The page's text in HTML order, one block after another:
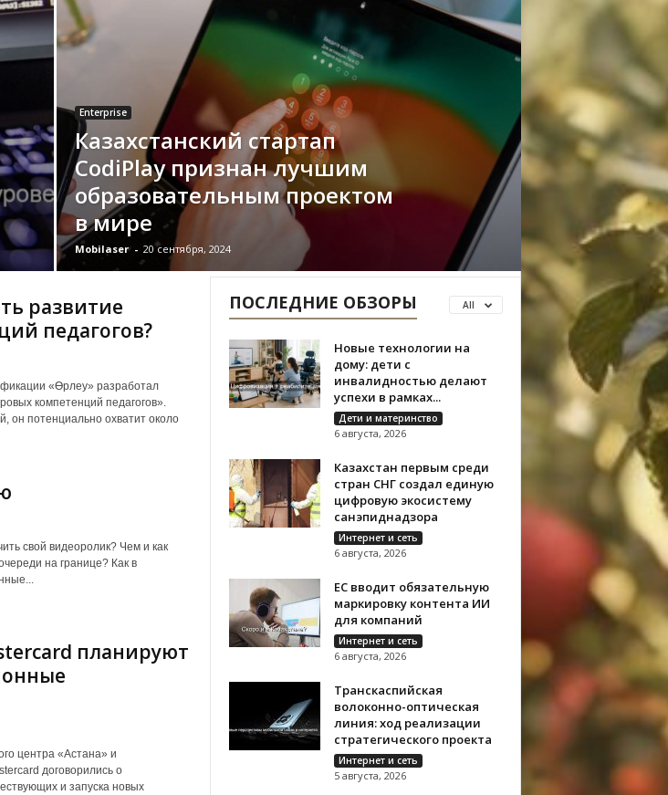
Enterprise
Казахстанский стартап
CodiPlay признан лучшим
образовательным проектом
в мире
Mobilaser - 20 сентября, 2024
развитие
педагогов?
«Өрлеу» разработал
компетенций педагогов».
он потенциально охватит около
свой видеоролик? Чем и как
на границе? Как в
планируют
центра «Астана» и
договорились о
и запуска новых
ПОСЛЕДНИЕ ОБЗОРЫ All
Новые технологии на
дому: дети с
инвалидностью делают
успехи в рамках...
Дети и материнство
6 августа, 2026
Казахстан первым среди
стран СНГ создал единую
цифровую экосистему
санэпиднадзора
Интернет и сеть
6 августа, 2026
ЕС вводит обязательную
маркировку контента ИИ
для компаний
Интернет и сеть
6 августа, 2026
Транскаспийская
волоконно-оптическая
линия: ход реализации
стратегического проекта
Интернет и сеть
5 августа, 2026